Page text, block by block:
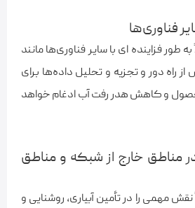
طور فزاینده ای با سایر فناوری‌ها مانند
راه دور و تجزیه و تحلیل داده‌ها برای
و کاهش هدر رفت آب ادغام خواهد
در مناطق خارج از شبکه و مناطق
مهمی را در تأمین آبیاری، روشنایی و